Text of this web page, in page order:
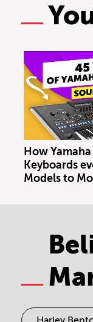
How
Keyboards
Models to